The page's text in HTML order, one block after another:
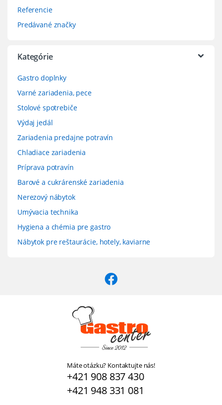
Referencie
Predávané značky
Kategórie
Gastro doplnky
Varné zariadenia, pece
Stolové spotrebiče
Výdaj jedál
Zariadenia predajne potravín
Chladiace zariadenia
Príprava potravín
Barové a cukrárenské zariadenia
Nerezový nábytok
Umývacia technika
Hygiena a chémia pre gastro
Nábytok pre reštaurácie, hotely, kaviarne
Máte otázku? Kontaktujte nás!
+421 908 837 430
+421 948 331 081